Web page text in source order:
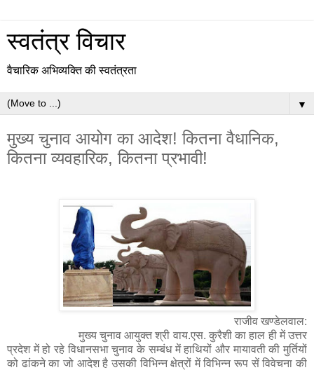
स्वतंत्र विचार
वैचारिक अभिव्यक्ति की स्वतंत्रता
▼
मुख्य चुनाव आयोग का आदेश! कितना वैधानिक,
कितना व्यवहारिक, कितना प्रभावी!
राजीव खण्डेलवाल:
मुख्य चुनाव आयुक्त श्री वाय.एस. कुरैशी का हाल ही में उत्तर
प्रदेश में हो रहे विधानसभा चुनाव के सम्बंध में हाथियों और मायावती की मुर्तियों
को ढांकने का जो आदेश है उसकी विभिन्न क्षेत्रों में विभिन्न रूप सें विवेचना की